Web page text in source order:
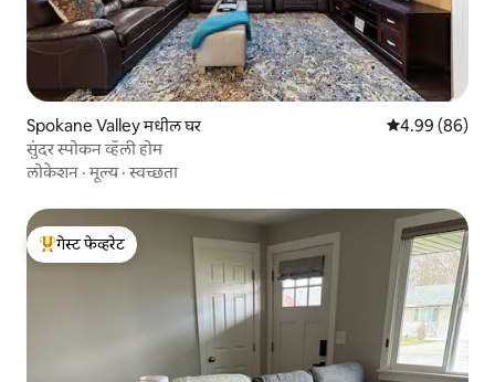
Spokane Valley मधील घर 5 पैकी 4.99
4.99 (86)
सुंदर स्पोकन व्हॅली होम
लोकेशन ·मूल्य·स्वच्छता
टॉप गेस्ट फेव्हरेट
गेस्ट फेव्हरेट